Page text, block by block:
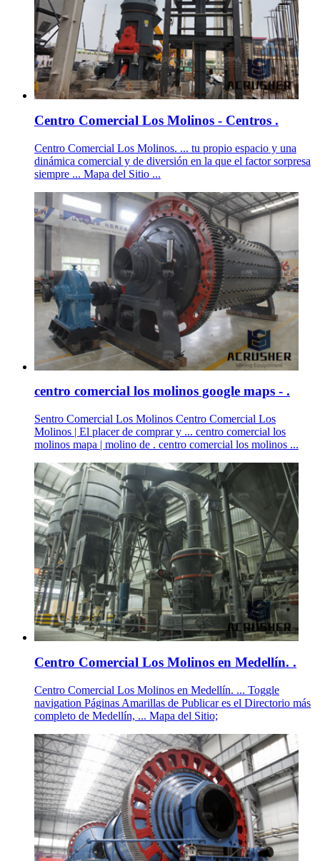
Centro Comercial Los Molinos - Centros .
Centro Comercial Los Molinos. ... tu propio espacio y una
dinámica comercial y de diversión en la que el factor sorpresa
siempre ... Mapa del Sitio ...
centro comercial los molinos google maps - .
Sentro Comercial Los Molinos Centro Comercial Los
Molinos | El placer de comprar y ... centro comercial los
molinos mapa | molino de . centro comercial los molinos ...
Centro Comercial Los Molinos en Medellín. .
Centro Comercial Los Molinos en Medellín. ... Toggle
navigation Páginas Amarillas de Publicar es el Directorio más
completo de Medellín, ... Mapa del Sitio;